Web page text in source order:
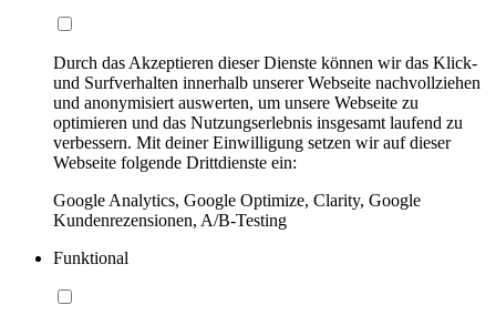
Durch das Akzeptieren dieser Dienste können wir das Klick-
und Surfverhalten innerhalb unserer Webseite nachvollziehen
und anonymisiert auswerten, um unsere Webseite zu
optimieren und das Nutzungserlebnis insgesamt laufend zu
verbessern. Mit deiner Einwilligung setzen wir auf dieser
Webseite folgende Drittdienste ein:
Google Analytics, Google Optimize, Clarity, Google
Kundenrezensionen, A/B-Testing
Funktional